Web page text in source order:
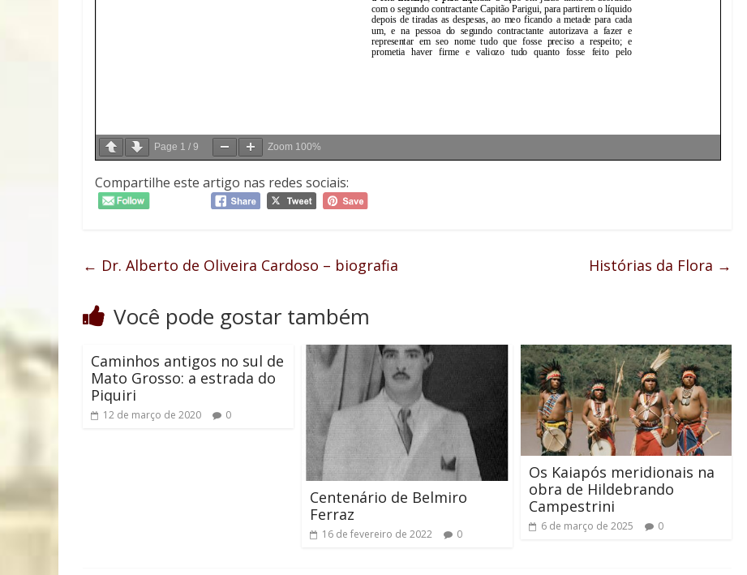
Page 1 / 9 Zoom 100%
Compartilhe este artigo nas redes sociais:
← Dr. Alberto de Oliveira Cardoso – biografia Histórias da Flora →
Você pode gostar também
Caminhos antigos no sul de
Mato Grosso: a estrada do
Piquiri
12 de março de 2020 0
Centenário de Belmiro
Ferraz
16 de fevereiro de 2022 0
Os Kaiapós meridionais na
obra de Hildebrando
Campestrini
6 de março de 2025 0